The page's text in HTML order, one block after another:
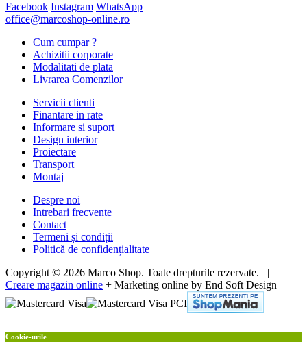
Facebook Instagram WhatsApp
office@marcoshop-online.ro
Cum cumpar ?
Achizitii corporate
Modalitati de plata
Livrarea Comenzilor
Servicii clienti
Finantare in rate
Informare si suport
Design interior
Proiectare
Transport
Montaj
Despre noi
Intrebari frecvente
Contact
Termeni și condiții
Politică de confidențialitate
Copyright © 2026 Marco Shop. Toate drepturile rezervate. |
Creare magazin online + Marketing online by End Soft Design
Cookie-urile